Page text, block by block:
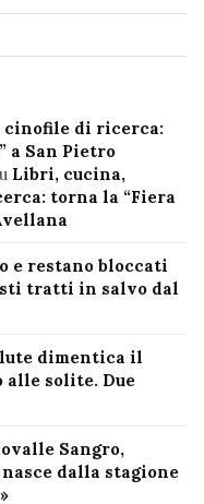
cinofile di ricerca:
a San Pietro
Libri, cucina,
torna la “Fiera
e restano bloccati
tratti in salvo dal
dimentica il
alle solite. Due
Sangro,
dalla stagione